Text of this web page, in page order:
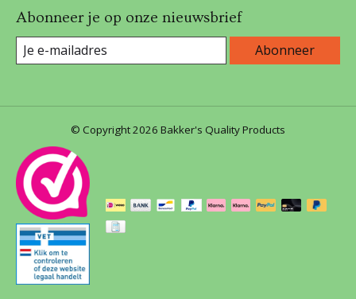
Abonneer je op onze nieuwsbrief
Abonneer
© Copyright 2026 Bakker's Quality Products